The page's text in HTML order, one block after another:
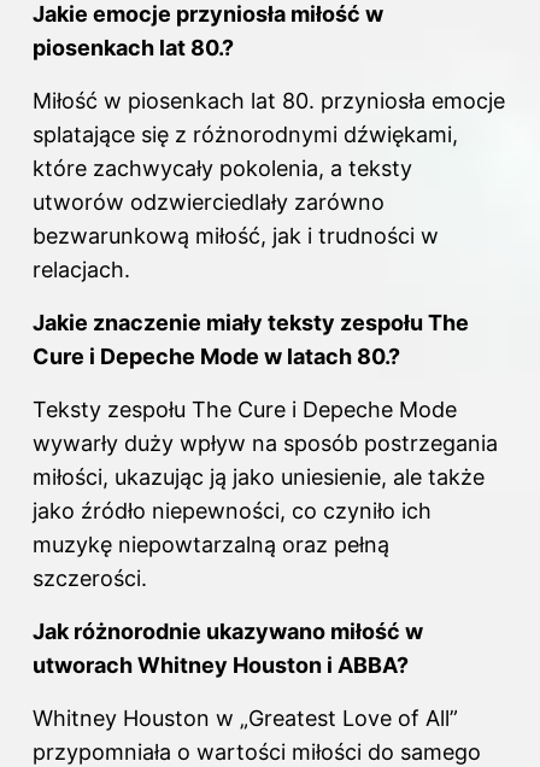
Jakie emocje przyniosła miłość w
piosenkach lat 80.?
Miłość w piosenkach lat 80. przyniosła emocje
splatające się z różnorodnymi dźwiękami,
które zachwycały pokolenia, a teksty
utworów odzwierciedlały zarówno
bezwarunkową miłość, jak i trudności w
relacjach.
Jakie znaczenie miały teksty zespołu The
Cure i Depeche Mode w latach 80.?
Teksty zespołu The Cure i Depeche Mode
wywarły duży wpływ na sposób postrzegania
miłości, ukazując ją jako uniesienie, ale także
jako źródło niepewności, co czyniło ich
muzykę niepowtarzalną oraz pełną
szczerości.
Jak różnorodnie ukazywano miłość w
utworach Whitney Houston i ABBA?
Whitney Houston w „Greatest Love of All”
przypomniała o wartości miłości do samego